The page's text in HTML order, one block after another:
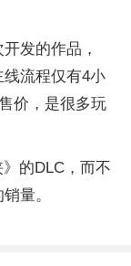
发的作品，
线流程仅有4小
价，是很多玩
的DLC，而不
量。